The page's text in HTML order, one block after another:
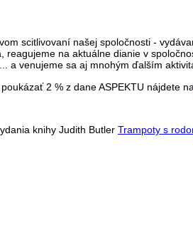
scitlivovaní našej spoločnosti -
reagujeme na aktuálne dianie v
a venujeme sa aj mnohým ďalším
2 % z dane ASPEKTU nájdete
knihy Judith Butler Trampoty s